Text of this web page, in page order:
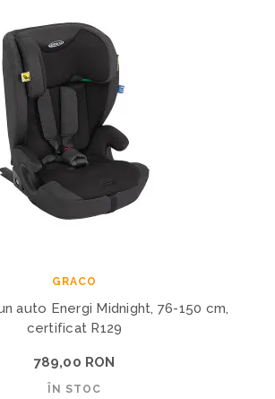
GRACO
auto Energi Midnight, 76-150 cm,
certificat R129
789,00 RON
ÎN STOC